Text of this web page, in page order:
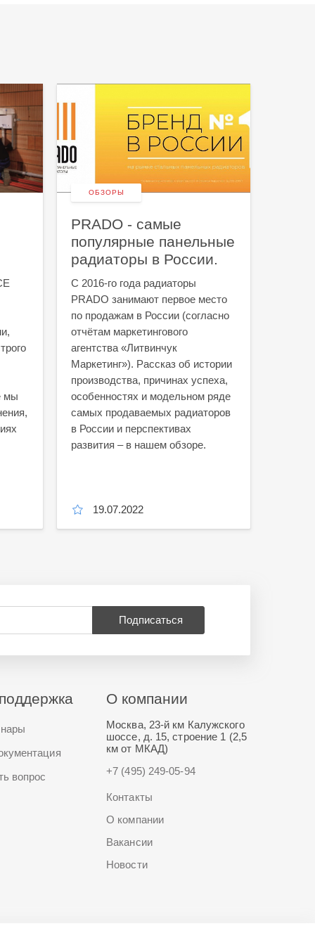
мы
ОБЗОРЫ
PRADO - самые
популярные панельные
радиаторы в России.
С 2016-го года радиаторы
PRADO занимают первое место
по продажам в России (согласно
отчётам маркетингового
агентства «Литвинчук
Маркетинг»). Рассказ об истории
производства, причинах успеха,
особенностях и модельном ряде
самых продаваемых радиаторов
в России и перспективах
развития – в нашем обзоре.
19.07.2022
Подписаться
вопрос
О компании
Москва, 23-й км Калужского
шоссе, д. 15, строение 1 (2,5
км от МКАД)
+7 (495) 249-05-94
Контакты
О компании
Вакансии
Новости